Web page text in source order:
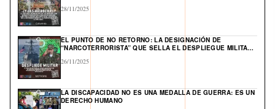
28/11/2025
EL PUNTO DE NO RETORNO: LA DESIGNACIÓN DE
“NARCOTERRORISTA” QUE SELLA EL DESPLIEGUE MILITAR
26/11/2025
LA DISCAPACIDAD NO ES UNA MEDALLA DE GUERRA: ES UN
DERECHO HUMANO